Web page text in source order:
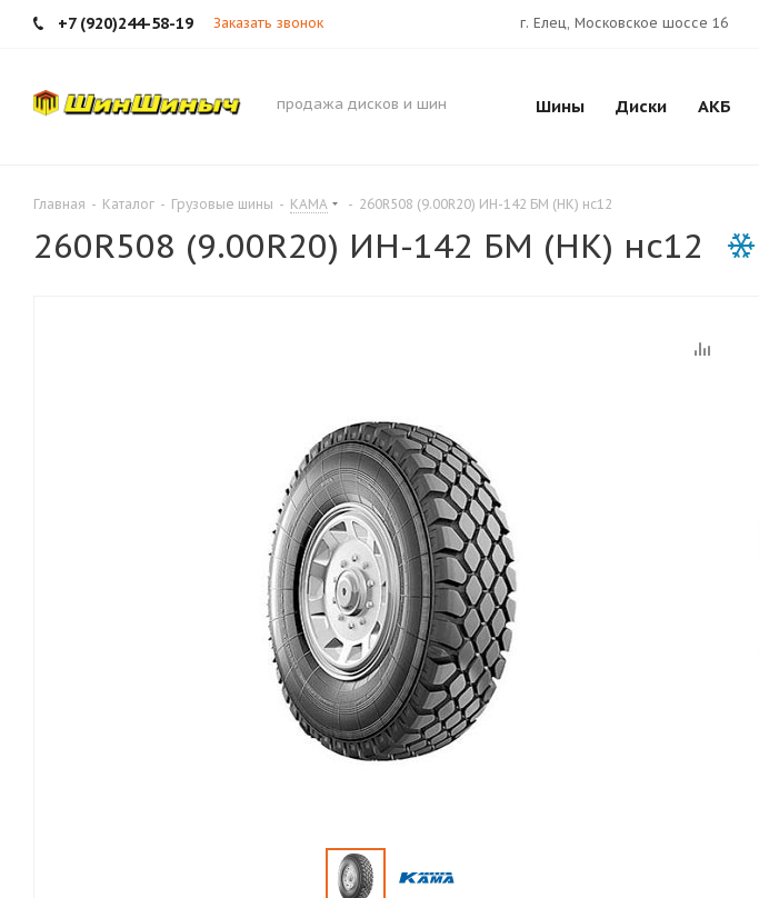
+7 (920)244-58-19 Заказать звонок г. Елец, Московское шоссе 16
продажа дисков и шин Шины Диски АКБ
Главная - Каталог - Грузовые шины - КАМА - 260R508 (9.00R20) ИН-142 БМ (НК) нс12
260R508 (9.00R20) ИН-142 БМ (НК) нс12